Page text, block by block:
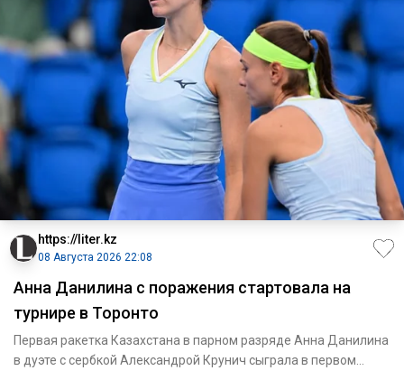
https://liter.kz
08 Августа 2026 22:08
Анна Данилина с поражения стартовала на
турнире в Торонто
Первая ракетка Казахстана в парном разряде Анна Данилина
в дуэте с сербкой Александрой Крунич сыграла в первом